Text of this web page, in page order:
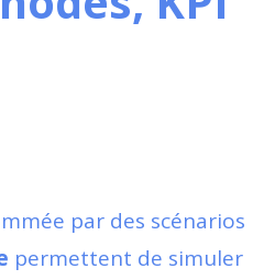
par des scénarios
permettent de simuler